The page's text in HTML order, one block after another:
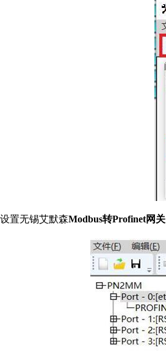
设置无锡艾默森Modbus转Profinet网关